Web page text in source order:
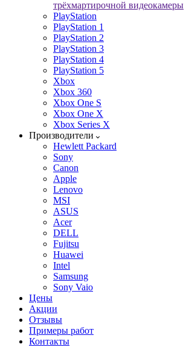
трёхмартирочной видеокамеры
PlayStation
PlayStation 1
PlayStation 2
PlayStation 3
PlayStation 4
PlayStation 5
Xbox
Xbox 360
Xbox One S
Xbox One X
Xbox Series X
Производители
Hewlett Packard
Sony
Canon
Apple
Lenovo
MSI
ASUS
Acer
DELL
Fujitsu
Huawei
Intel
Samsung
Sony Vaio
Цены
Акции
Отзывы
Примеры работ
Контакты